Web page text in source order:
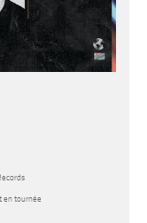
en tournée